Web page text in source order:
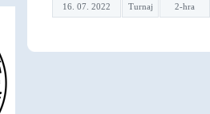
16. 07. 2022 Turnaj 2-hra